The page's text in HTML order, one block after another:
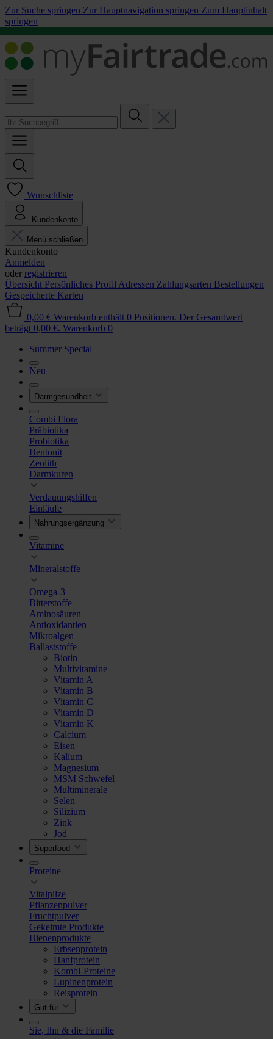
Zur Suche springen Zur Hauptnavigation springen Zum Hauptinhalt
springen
Wunschliste
Kundenkonto
Menü schließen
Kundenkonto
Anmelden
oder registrieren
Übersicht Persönliches Profil Adressen Zahlungsarten Bestellungen
Gespeicherte Karten
0,00 € Warenkorb enthält 0 Positionen. Der Gesamtwert
beträgt 0,00 €. Warenkorb 0
Summer Special
Neu
Darmgesundheit
Combi Flora
Präbiotika
Probiotika
Bentonit
Zeolith
Darmkuren
Verdauungshilfen
Einläufe
Nahrungsergänzung
Vitamine
Mineralstoffe
Omega-3
Bitterstoffe
Aminosäuren
Antioxidantien
Mikroalgen
Ballaststoffe
Biotin
Multivitamine
Vitamin A
Vitamin B
Vitamin C
Vitamin D
Vitamin K
Calcium
Eisen
Kalium
Magnesium
MSM Schwefel
Multiminerale
Selen
Silizium
Zink
Jod
Superfood
Proteine
Vitalpilze
Pflanzenpulver
Fruchtpulver
Gekeimte Produkte
Bienenprodukte
Erbsenprotein
Hanfprotein
Kombi-Proteine
Lupinenprotein
Reisprotein
Gut für
Sie, Ihn & die Familie